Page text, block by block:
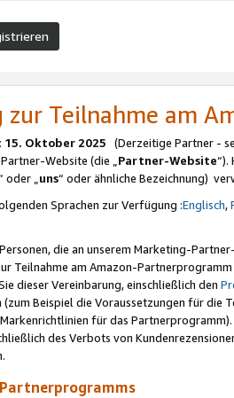
zur Teilnahme am
: 15. Oktober 2025 (Derzeitige Partner -
Website (die „Partner-Website“).
oder „uns“ oder ähnliche Bezeichnung)
Sprachen zur Verfügung :Englisch,
die an unserem Marketing-
Teilnahme am Amazon-Partnerprogramm
dieser Vereinbarung, einschließlich den
Beispiel die Voraussetzungen für
für das
des Verbots von